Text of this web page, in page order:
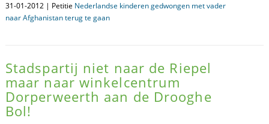
31-01-2012 | Petitie Nederlandse kinderen gedwongen met vader
naar Afghanistan terug te gaan
Stadspartij niet naar de Riepel
maar naar winkelcentrum
Dorperweerth aan de Drooghe
Bol!